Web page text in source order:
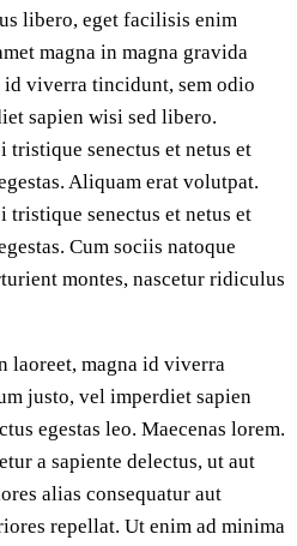
libero, eget facilisis enim
magna in magna gravida
viverra tincidunt, sem odio
sapien wisi sed libero.
tristique senectus et netus et
Aliquam erat volutpat.
tristique senectus et netus et
Cum sociis natoque
montes, nascetur ridiculus
laoreet, magna id viverra
justo, vel imperdiet sapien
egestas leo. Maecenas lorem.
a sapiente delectus, ut aut
alias consequatur aut
repellat. Ut enim ad minima